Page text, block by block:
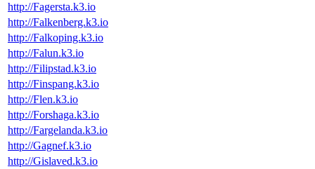
http://Fagersta.k3.io
http://Falkenberg.k3.io
http://Falkoping.k3.io
http://Falun.k3.io
http://Filipstad.k3.io
http://Finspang.k3.io
http://Flen.k3.io
http://Forshaga.k3.io
http://Fargelanda.k3.io
http://Gagnef.k3.io
http://Gislaved.k3.io